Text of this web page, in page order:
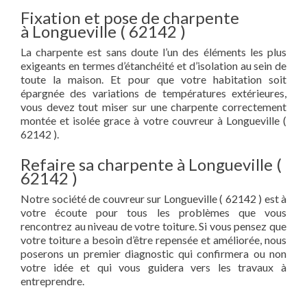
Fixation et pose de charpente
à Longueville ( 62142 )
La charpente est sans doute l’un des éléments les plus
exigeants en termes d’étanchéité et d’isolation au sein de
toute la maison. Et pour que votre habitation soit
épargnée des variations de températures extérieures,
vous devez tout miser sur une charpente correctement
montée et isolée grace à votre couvreur à Longueville (
62142 ).
Refaire sa charpente à Longueville (
62142 )
Notre société de couvreur sur Longueville ( 62142 ) est à
votre écoute pour tous les problèmes que vous
rencontrez au niveau de votre toiture. Si vous pensez que
votre toiture a besoin d’être repensée et améliorée, nous
poserons un premier diagnostic qui confirmera ou non
votre idée et qui vous guidera vers les travaux à
entreprendre.